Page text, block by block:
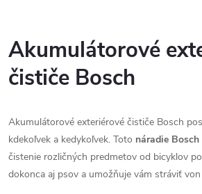
v
l
d
a
Akumulátorové
čističe Bosch
Akumulátorové exteriérové čističe Bosch
kdekoľvek a kedykoľvek. Toto náradie Bosch
čistenie rozličných predmetov od bicyklov
dokonca aj psov a umožňuje vám stráviť